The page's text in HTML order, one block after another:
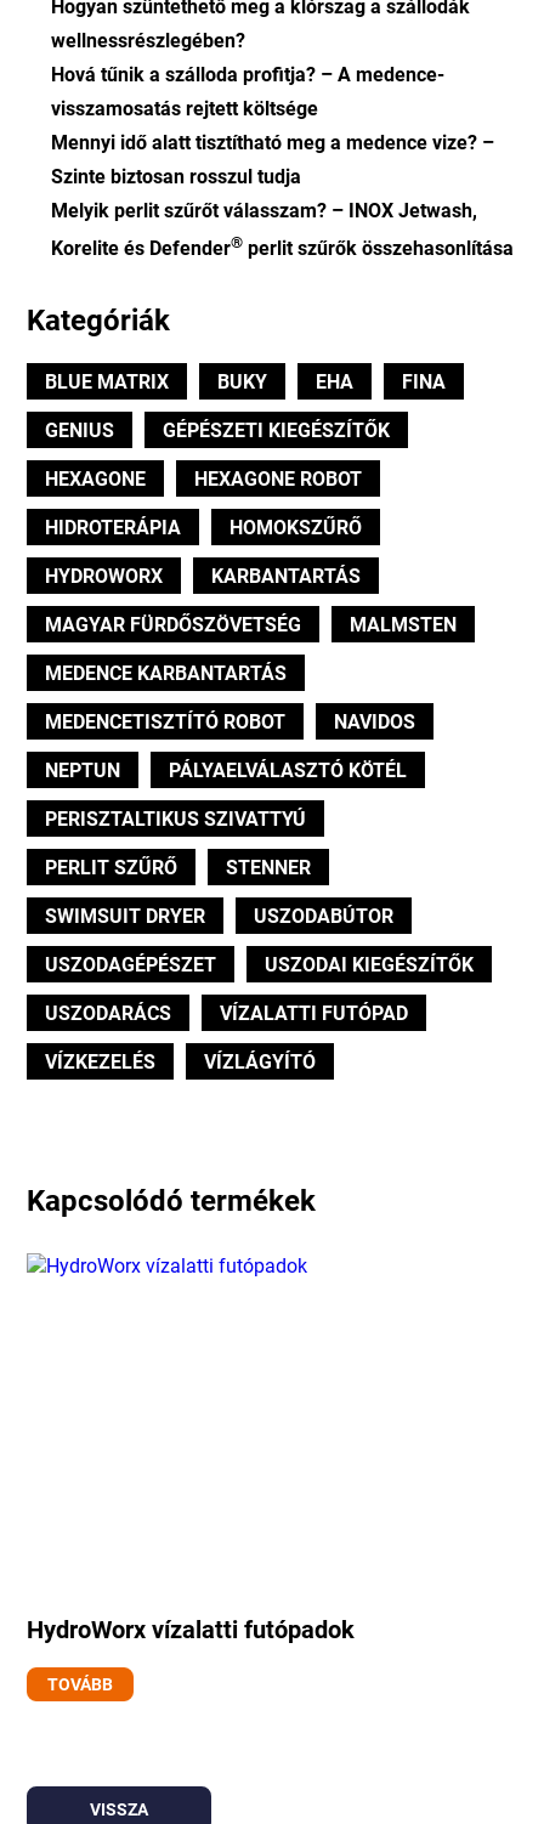
wellnessrészlegében?
Hová tűnik a szálloda profitja? – A medence-
visszamosatás rejtett költsége
Mennyi idő alatt tisztítható meg a medence vize? –
Szinte biztosan rosszul tudja
Melyik perlit szűrőt válasszam? – INOX Jetwash,
Korelite és Defender® perlit szűrők összehasonlítása
Kategóriák
BLUE MATRIX BUKY EHA
FINA
GENIUS
GÉPÉSZETI KIEGÉSZÍTŐK
HEXAGONE
HEXAGONE ROBOT
HIDROTERÁPIA
HOMOKSZŰRŐ
HYDROWORX
KARBANTARTÁS
MAGYAR FÜRDŐSZÖVETSÉG
MALMSTEN
MEDENCE KARBANTARTÁS
MEDENCETISZTÍTÓ ROBOT
NAVIDOS
NEPTUN
PÁLYAELVÁLASZTÓ KÖTÉL
PERISZTALTIKUS SZIVATTYÚ
PERLIT SZŰRŐ
STENNER
SWIMSUIT DRYER
USZODABÚTOR
USZODAGÉPÉSZET
USZODAI KIEGÉSZÍTŐK
USZODARÁCS
VÍZALATTI FUTÓPAD
VÍZKEZELÉS
VÍZLÁGYÍTÓ
Kapcsolódó termékek
HydroWorx vízalatti futópadok
TOVÁBB
VISSZA